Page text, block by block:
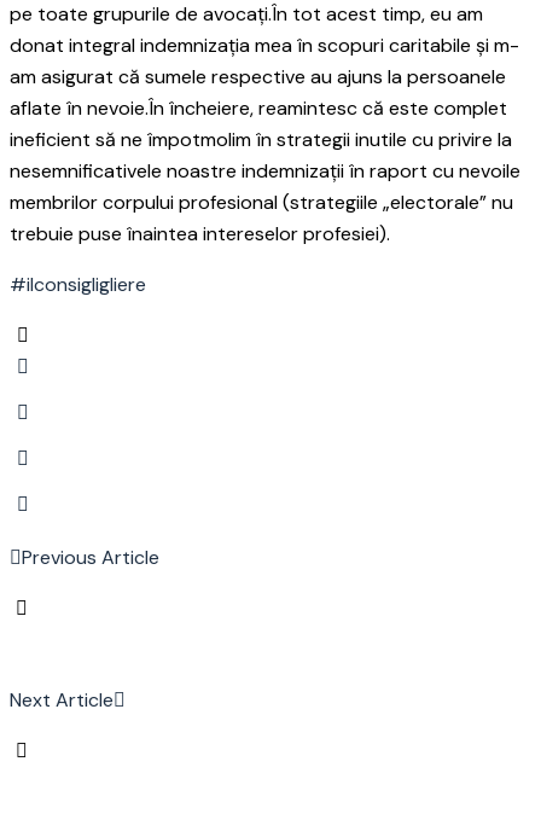
pe toate grupurile de avocați.În tot acest timp, eu am
donat integral indemnizația mea în scopuri caritabile și m-
am asigurat că sumele respective au ajuns la persoanele
aflate în nevoie.În încheiere, reamintesc că este complet
ineficient să ne împotmolim în strategii inutile cu privire la
nesemnificativele noastre indemnizații în raport cu nevoile
membrilor corpului profesional (strategiile „electorale” nu
trebuie puse înaintea intereselor profesiei).
#ilconsigligliere
Previous Article
Next Article